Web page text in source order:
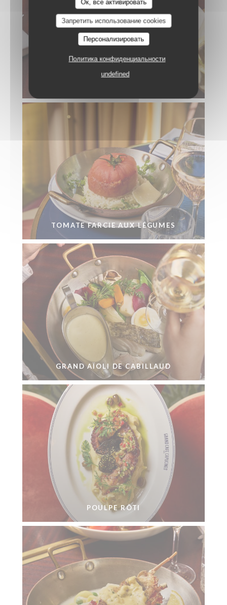
Ок, все активировать
Запретить использование cookies
Персонализировать
Политика конфиденциальности
undefined
TOMATE FARCIE AUX LÉGUMES
GRAND AÏOLI DE CABILLAUD
POULPE RÔTI